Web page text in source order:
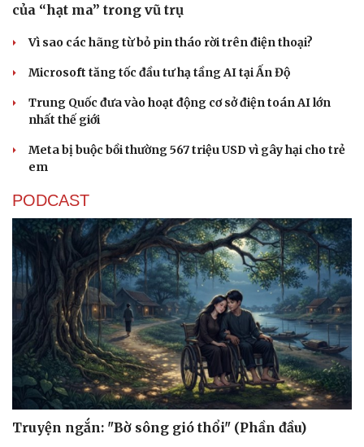
của “hạt ma” trong vũ trụ
Vì sao các hãng từ bỏ pin tháo rời trên điện thoại?
Microsoft tăng tốc đầu tư hạ tầng AI tại Ấn Độ
Trung Quốc đưa vào hoạt động cơ sở điện toán AI lớn
nhất thế giới
Meta bị buộc bồi thường 567 triệu USD vì gây hại cho trẻ
em
PODCAST
Truyện ngắn: "Bờ sông gió thổi" (Phần đầu)